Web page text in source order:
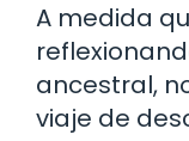
A medida
ancestral,
viaje de